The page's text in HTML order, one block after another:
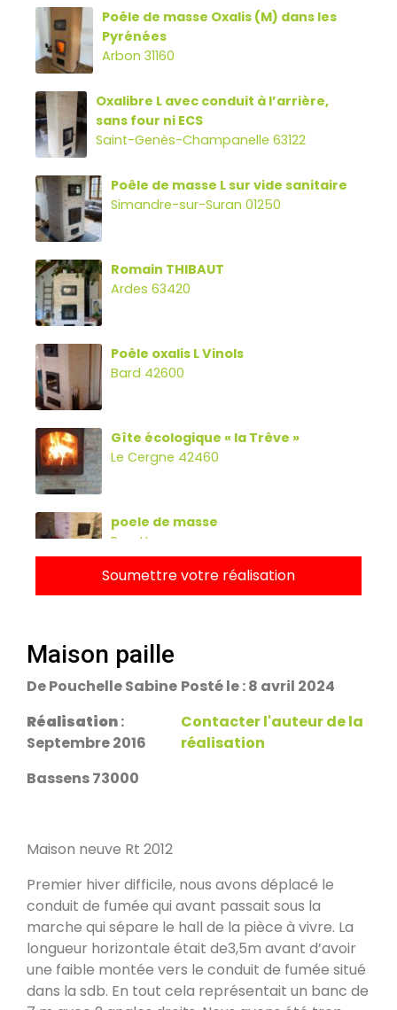
Poêle de masse Oxalis (M) dans les
Pyrénées
Arbon 31160
Oxalibre L avec conduit à l’arrière,
sans four ni ECS
Saint-Genès-Champanelle 63122
Poêle de masse L sur vide sanitaire
Simandre-sur-Suran 01250
Romain THIBAUT
Ardes 63420
Poêle oxalis L Vinols
Bard 42600
Gîte écologique « la Trêve »
Le Cergne 42460
poele de masse
Parette
Rans 39700
PDM Yoloxalis
Oxalibre L
Poêle et banc
Granville 50400
PDM modèle S
Urmatt 67280
Soumettre votre réalisation
Maison paille
De Pouchelle Sabine
Réalisation:
Septembre 2016
Bassens 73000
Posté le : 8 avril 2024
Contacter l'auteur de la
réalisation
Maison neuve Rt 2012
Premier hiver difficile, nous avons déplacé le
conduit de fumée qui avant passait sous la
marche qui sépare le hall de la pièce à vivre. La
longueur horizontale était de3,5m avant d’avoir
une faible montée vers le conduit de fumée situé
dans la sdb. En tout cela représentait un banc de